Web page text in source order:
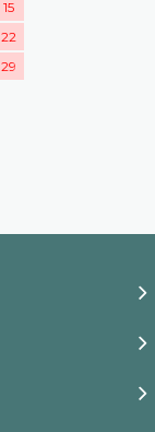
15
22
29